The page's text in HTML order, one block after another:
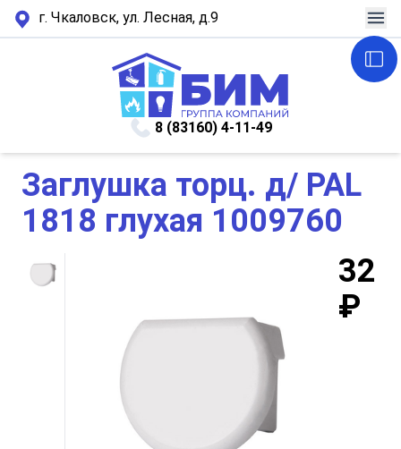
г. Чкаловск, ул. Лесная, д.9
8 (83160) 4-11-49
Заглушка торц. д/ РАL
1818 глухая 1009760
32
₽